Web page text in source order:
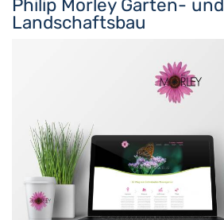
Philip Morley Garten- und
Landschaftsbau